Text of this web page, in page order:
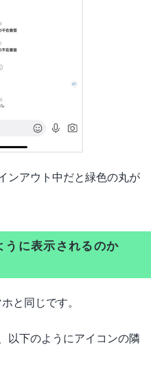
ンアウト中だと緑色の丸が
うに表示されるのか
と同じです。
以下のようにアイコンの隣